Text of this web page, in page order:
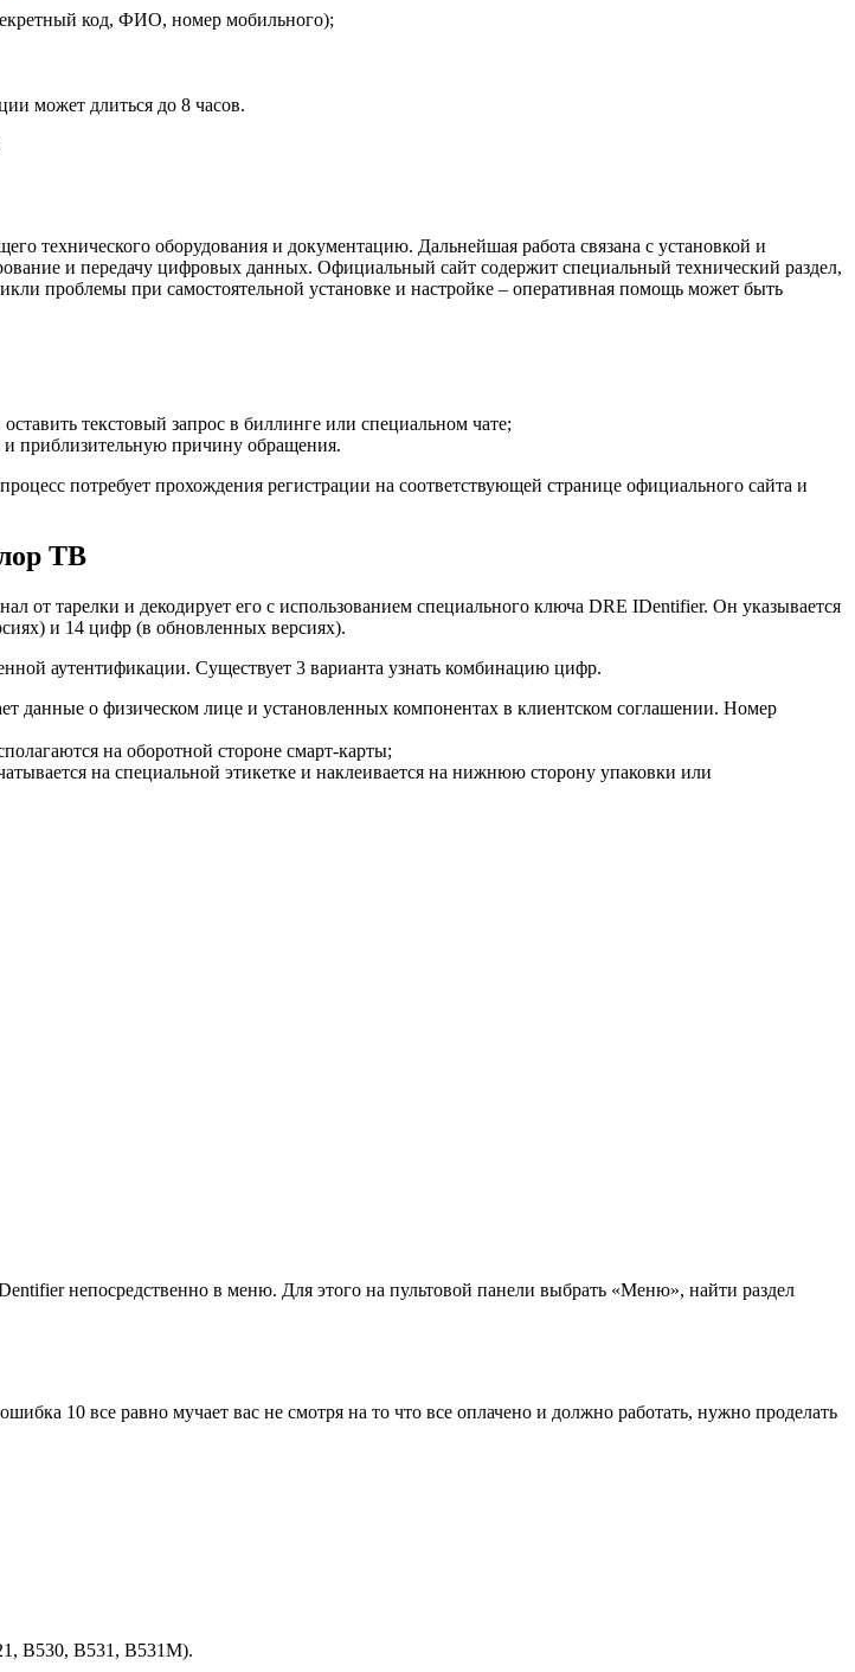
код, ФИО, номер мобильного);
может длиться до 8 часов.
технического оборудования и документацию. Дальнейшая работа связана с установкой и
и передачу цифровых данных. Официальный сайт содержит специальный технический раздел,
проблемы при самостоятельной установке и настройке – оперативная помощь может быть
текстовый запрос в биллинге или специальном чате;
и приблизительную причину обращения.
потребует прохождения регистрации на соответствующей странице официального сайта и
ТВ
от тарелки и декодирует его с использованием специального ключа DRE IDentifier. Он указывается
и 14 цифр (в обновленных версиях).
аутентификации. Существует 3 варианта узнать комбинацию цифр.
данные о физическом лице и установленных компонентах в клиентском соглашении. Номер
на оборотной стороне смарт-карты;
на специальной этикетке и наклеивается на нижнюю сторону упаковки или
непосредственно в меню. Для этого на пультовой панели выбрать «Меню», найти раздел
10 все равно мучает вас не смотря на то что все оплачено и должно работать, нужно проделать
B530, B531, B531M).